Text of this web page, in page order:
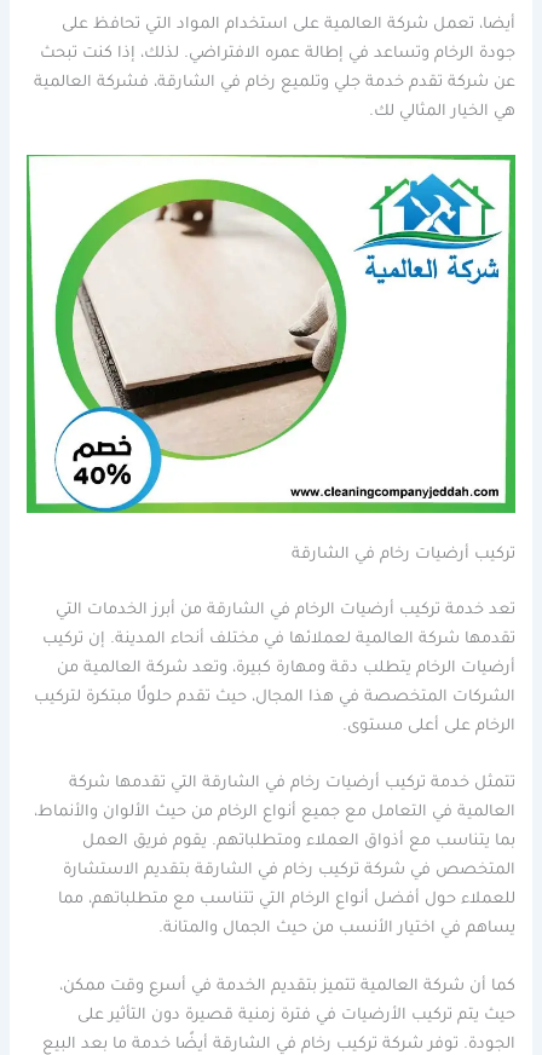
أيضا، تعمل شركة العالمية على استخدام المواد التي تحافظ على
جودة الرخام وتساعد في إطالة عمره الافتراضي. لذلك، إذا كنت تبحث
عن شركة تقدم خدمة جلي وتلميع رخام في الشارقة، فشركة العالمية
هي الخيار المثالي لك.
تركيب أرضيات رخام في الشارقة
تعد خدمة تركيب أرضيات الرخام في الشارقة من أبرز الخدمات التي
تقدمها شركة العالمية لعملائها في مختلف أنحاء المدينة. إن تركيب
أرضيات الرخام يتطلب دقة ومهارة كبيرة، وتعد شركة العالمية من
الشركات المتخصصة في هذا المجال، حيث تقدم حلولًا مبتكرة لتركيب
الرخام على أعلى مستوى.
تتمثل خدمة تركيب أرضيات رخام في الشارقة التي تقدمها شركة
العالمية في التعامل مع جميع أنواع الرخام من حيث الألوان والأنماط،
بما يتناسب مع أذواق العملاء ومتطلباتهم. يقوم فريق العمل
المتخصص في شركة تركيب رخام في الشارقة بتقديم الاستشارة
للعملاء حول أفضل أنواع الرخام التي تتناسب مع متطلباتهم، مما
يساهم في اختيار الأنسب من حيث الجمال والمتانة.
كما أن شركة العالمية تتميز بتقديم الخدمة في أسرع وقت ممكن،
حيث يتم تركيب الأرضيات في فترة زمنية قصيرة دون التأثير على
الجودة. توفر شركة تركيب رخام في الشارقة أيضًا خدمة ما بعد البيع